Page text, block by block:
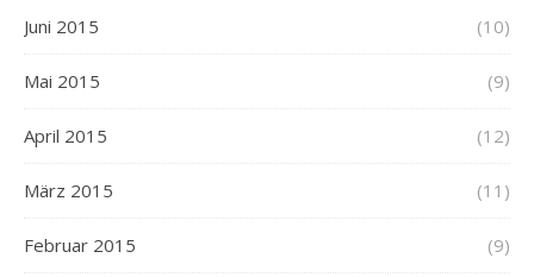
Juni 2015 (10)
Mai 2015 (9)
April 2015 (12)
März 2015 (11)
Februar 2015 (9)